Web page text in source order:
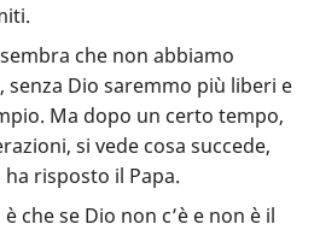
che non abbiamo
senza Dio saremmo più liberi e
Ma dopo un certo tempo,
si vede cosa succede,
risposto il Papa.
che se Dio non c’è e non è il